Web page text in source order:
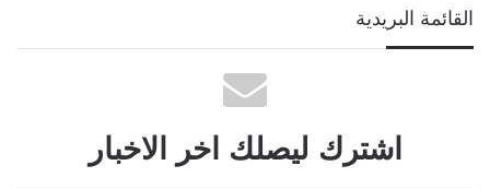
القائمة البريدية
اشترك ليصلك اخر الاخبار